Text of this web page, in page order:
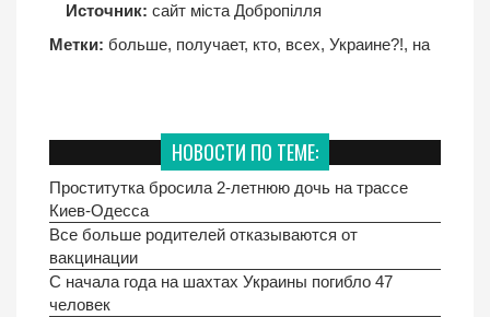
Источник: сайт міста Добропілля
Метки: больше, получает, кто, всех, Украине?!, на
НОВОСТИ ПО ТЕМЕ:
Проститутка бросила 2-летнюю дочь на трассе
Киев-Одесса
Все больше родителей отказываются от
вакцинации
C начала года на шахтах Украины погибло 47
человек